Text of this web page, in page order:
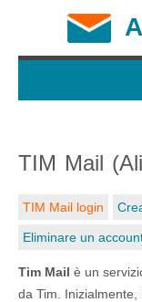
TIM Mail
TIM Mail login
Eliminare un
Tim Mail è un
da Tim. Inizialmente,